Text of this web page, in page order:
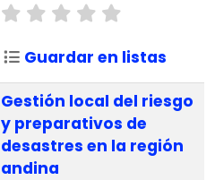
Guardar en listas
Gestión local del riesgo
y preparativos de
desastres en la región
andina